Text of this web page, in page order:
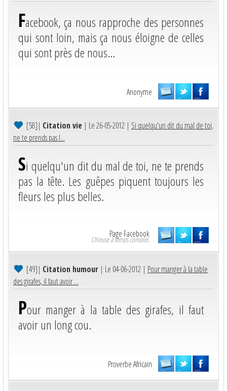
Facebook, ça nous rapproche des personnes
qui sont loin, mais ça nous éloigne de celles
qui sont près de nous...
Anonyme
[58]| Citation vie | Le 26-05-2012 | Si quelqu'un dit du mal de toi,
ne te prends pas l...
Si quelqu'un dit du mal de toi, ne te prends
pas la tête. Les guêpes piquent toujours les
fleurs les plus belles.
Page Facebook
Chieuse à temps complet.
[49]| Citation humour | Le 04-06-2012 | Pour manger à la table
des girafes, il faut avoir ...
Pour manger à la table des girafes, il faut
avoir un long cou.
Proverbe Africain